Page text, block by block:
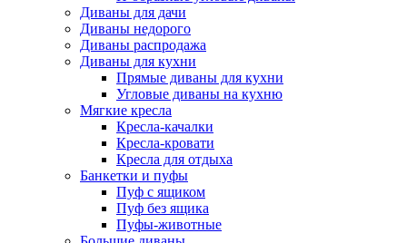
Диваны для дачи
Диваны недорого
Диваны распродажа
Диваны для кухни
Прямые диваны для кухни
Угловые диваны на кухню
Мягкие кресла
Кресла-качалки
Кресла-кровати
Кресла для отдыха
Банкетки и пуфы
Пуф с ящиком
Пуф без ящика
Пуфы-животные